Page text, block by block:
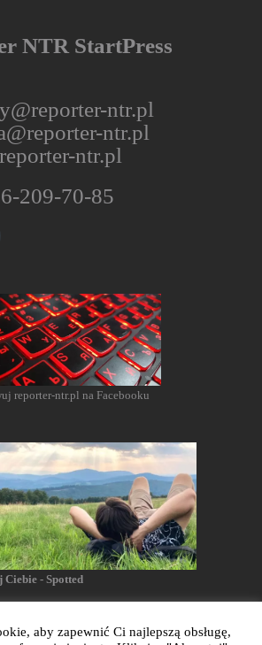
NTR StartPress
ntr.pl
ntr.pl
ntr.pl
209-70-85
reporter-ntr.pl na Facebooku
- Spotted
aby zapewnić Ci najlepszą obsługę,